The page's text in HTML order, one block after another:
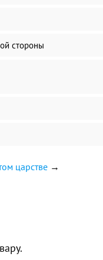
стороны
царстве →